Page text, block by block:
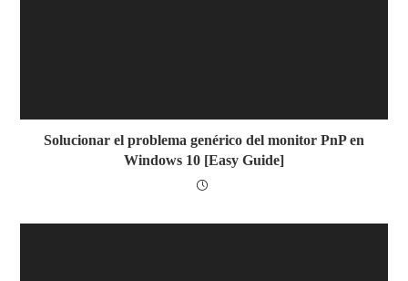
Solucionar el problema genérico del monitor PnP en
Windows 10 [Easy Guide]